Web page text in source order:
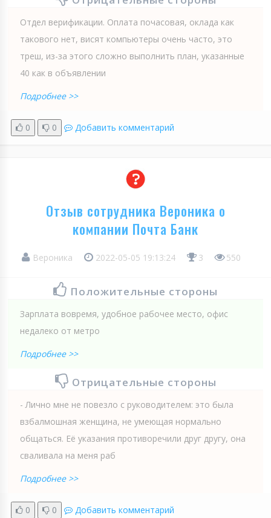
Отдел верификации. Оплата почасовая, оклада как
такового нет, висят компьютеры очень часто, это
треш, из-за этого сложно выполнить план, указанные
40 как в объявлении
Подробнее >>
0 0 Добавить комментарий
Отзыв сотрудника Вероника о
компании Почта Банк
Вероника 2022-05-05 19:13:24 3 550
Положительные стороны
Зарплата вовремя, удобное рабочее место, офис
недалеко от метро
Подробнее >>
Отрицательные стороны
- Лично мне не повезло с руководителем: это была
взбалмошная женщина, не умеющая нормально
общаться. Её указания противоречили друг другу, она
сваливала на меня раб
Подробнее >>
0 0 Добавить комментарий